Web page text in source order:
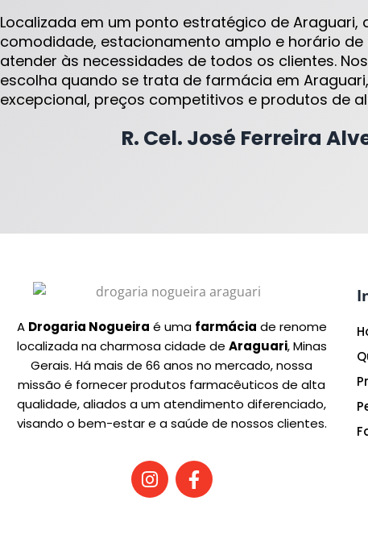
Localizada em um ponto estratégico de Araguari,
comodidade, estacionamento amplo e horário
atender às necessidades de todos os clientes.
escolha quando se trata de farmácia em
excepcional, preços competitivos e produtos de
R. Cel. José Ferreira
A Drogaria Nogueira é uma farmácia de renome
localizada na charmosa cidade de Araguari, Minas
Gerais. Há mais de 66 anos no mercado, nossa
missão é fornecer produtos farmacêuticos de alta
qualidade, aliados a um atendimento diferenciado,
visando o bem-estar e a saúde de nossos clientes.